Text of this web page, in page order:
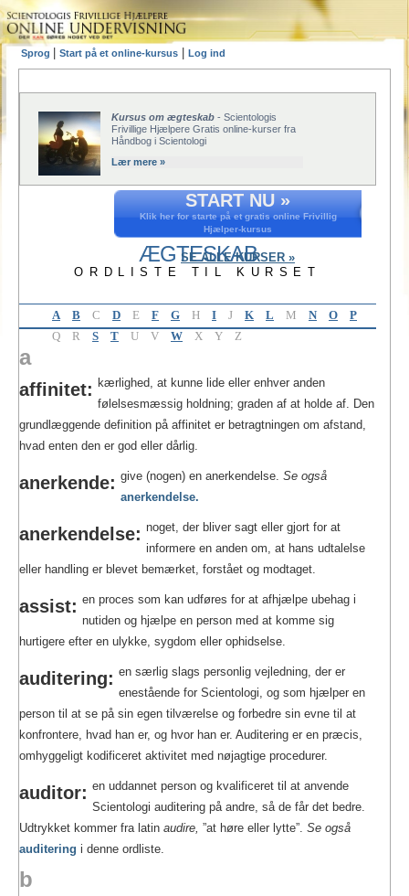
Sprog Start på et online-kursus Log ind
Kursus om ægteskab - Scientologis
Frivillige Hjælpere Gratis online-kurser fra
Håndbog i Scientologi
Lær mere »
START NU »
Klik her for starte på et gratis online Frivillig
Hjælper-kursus
SE ALLE KURSER »
ÆGTESKAB
ORDLISTE TIL KURSET
A B C D E F G H I J K L M N O
P
Q
R S T U V W X Y Z
a
affinitet: kærlighed, at kunne lide eller enhver anden
følelsesmæssig holdning; graden af at holde af. Den
grundlæggende definition på affinitet er betragtningen om afstand,
hvad enten den er god eller dårlig.
anerkende: give (nogen) en anerkendelse. Se også
anerkendelse.
anerkendelse: noget, der bliver sagt eller gjort for at
informere en anden om, at hans udtalelse
eller handling er blevet bemærket, forstået og modtaget.
assist: en proces som kan udføres for at afhjælpe ubehag i
nutiden og hjælpe en person med at komme sig
hurtigere efter en ulykke, sygdom eller ophidselse.
auditering: en særlig slags personlig vejledning, der er
enestående for Scientologi, og som hjælper en
person til at se på sin egen tilværelse og forbedre sin evne til at
konfrontere, hvad han er, og hvor han er. Auditering er en præcis,
omhyggeligt kodificeret aktivitet med nøjagtige procedurer.
auditor: en uddannet person og kvalificeret til at anvende
Scientologi auditering på andre, så de får det bedre.
Udtrykket kommer fra latin audire, ”at høre eller lytte”. Se også
auditering i denne ordliste.
b